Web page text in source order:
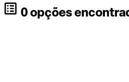
0 opções